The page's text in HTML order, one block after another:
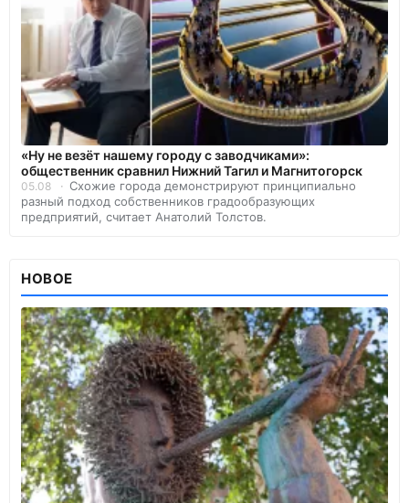
«Ну не везёт нашему городу с заводчиками»:
общественник сравнил Нижний Тагил и Магнитогорск
05.08
Схожие города демонстрируют принципиально
разный подход собственников градообразующих
предприятий, считает Анатолий Толстов.
НОВОЕ